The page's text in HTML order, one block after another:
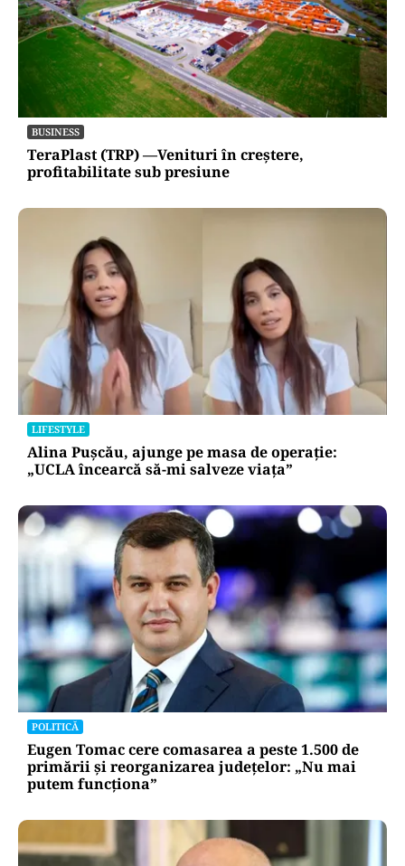
BUSINESS
TeraPlast (TRP) —Venituri în creștere,
profitabilitate sub presiune
LIFESTYLE
Alina Pușcău, ajunge pe masa de operație:
„UCLA încearcă să-mi salveze viața”
POLITICĂ
Eugen Tomac cere comasarea a peste 1.500 de
primării și reorganizarea județelor: „Nu mai
putem funcționa”